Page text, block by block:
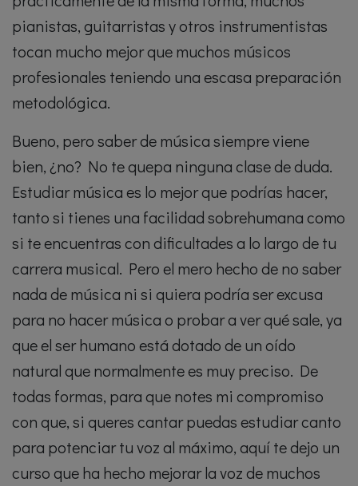
pianistas, guitarristas y otros instrumentistas
tocan mucho mejor que muchos músicos
profesionales teniendo una escasa preparación
metodológica.
Bueno, pero saber de música siempre viene
bien, ¿no? No te quepa ninguna clase de duda.
Estudiar música es lo mejor que podrías hacer,
tanto si tienes una facilidad sobrehumana como
si te encuentras con dificultades a lo largo de tu
carrera musical. Pero el mero hecho de no saber
nada de música ni si quiera podría ser excusa
para no hacer música o probar a ver qué sale, ya
que el ser humano está dotado de un oído
natural que normalmente es muy preciso. De
todas formas, para que notes mi compromiso
con que, si queres cantar puedas estudiar canto
para potenciar tu voz al máximo, aquí te dejo un
curso que ha hecho mejorar la voz de muchos